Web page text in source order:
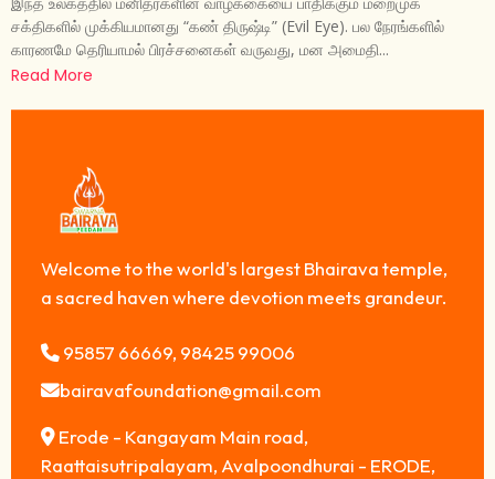
சக்திகளில் முக்கியமானது “கண் திருஷ்டி” (Evil Eye). பல நேரங்களில்
காரணமே தெரியாமல் பிரச்சனைகள் வருவது, மன அமைதி...
Read More
Welcome to the world's largest Bhairava temple,
a sacred haven where devotion meets grandeur.
95857 66669, 98425 99006
bairavafoundation@gmail.com
Erode - Kangayam Main road,
Raattaisutripalayam, Avalpoondhurai - ERODE,